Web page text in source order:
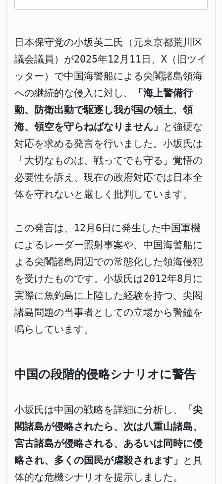
日本保守党の小坂英二氏（元東京都荒川区
議会議員）が2025年12月11日、X（旧ツイ
ッター）で中国海警船による尖閣諸島領海
への継続的な侵入に対し、
「海上警備行
動、防衛出動で駆逐し我が国の領土、領
海、領空を守らねばなりません」 と強硬な
対応を求める発言を行いました。小坂氏は
「大切なものは、戦ってでも守る」覚悟の
必要性を訴え、現在の政府対応では日本全
体を守れないと厳しく批判しています。
この発言は、12月6日に発生した中国軍機
によるレーダー照射事案や、中国海警船に
よる尖閣諸島周辺での常態化した領海侵犯
を受けたものです。小坂氏は2012年8月に
実際に魚釣島に上陸した経験を持つ、尖閣
諸島問題の当事者としての立場から警鐘を
鳴らしています。
中国の段階的侵略シナリオに警告
小坂氏は中国の戦略を詳細に分析し、
「尖
閣諸島が侵略されたら、次は八重山諸島、
宮古諸島が侵略される、あるいは同時に侵
略され、多くの国民が虐殺されます」 と具
体的な危機シナリオを提示しました。